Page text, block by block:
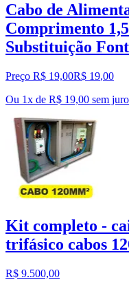
Cabo de
Comprimento
Substituição
Preço R$ 19,00R$ 19,00
Ou 1x de R$ 19,00 sem
Kit completo -
trifásico cabos
R$ 9.500,00